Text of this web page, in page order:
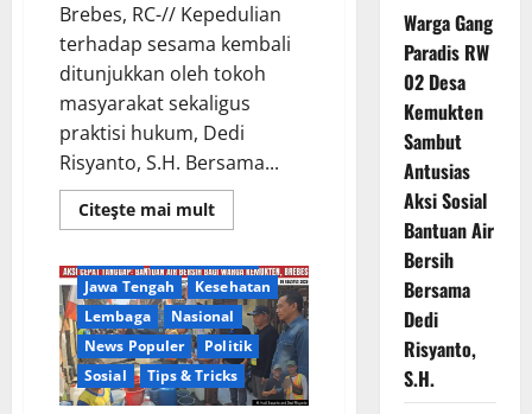
​Brebes, RC-// Kepedulian
terhadap sesama kembali
ditunjukkan oleh tokoh
masyarakat sekaligus
praktisi hukum, Dedi
Risyanto, S.H. Bersama...
Citeşte mai multRead
more
Gang
Paradis
RW
02
Desa
Kemukten
Sambut
Antusias
Aksi
Berita Terkini
Brebes
Jawa Tengah
Kesehatan
Lembaga
Nasional
News Populer
Politik
Sosial
Tips & Tricks
Warga Gang
Paradis RW
02 Desa
Kemukten
Sambut
Antusias
Aksi Sosial
Bantuan Air
Bersih
Bersama
Dedi
Risyanto,
S.H.